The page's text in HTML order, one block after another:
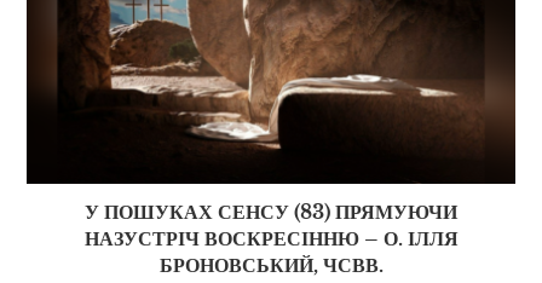
У ПОШУКАХ СЕНСУ (83) ПРЯМУЮЧИ
НАЗУСТРІЧ ВОСКРЕСІННЮ – О. ІЛЛЯ
БРОНОВСЬКИЙ, ЧСВВ.